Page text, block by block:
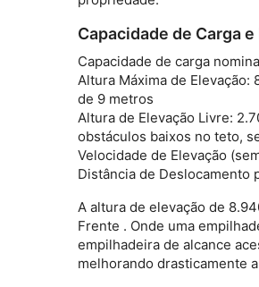
Capacidade de Carga
Capacidade de carga
Altura Máxima de Elevação:
de 9 metros
Altura de Elevação Livre:
obstáculos baixos no teto,
Velocidade de Elevação
Distância de Deslocamento
A altura de elevação de
Frente . Onde uma
empilhadeira de alcance
melhorando drasticamente